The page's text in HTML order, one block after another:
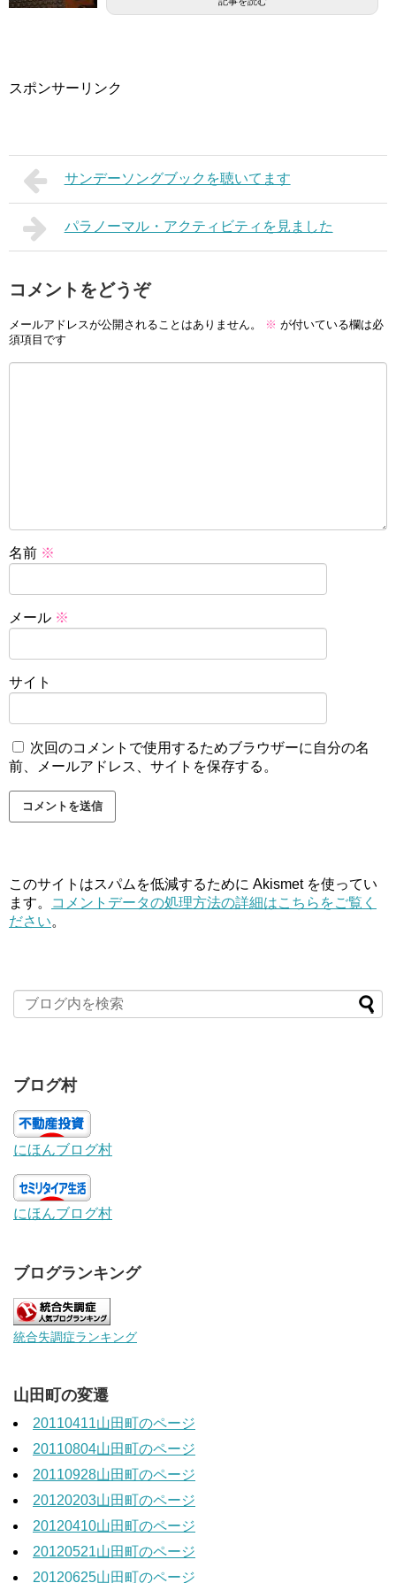
スポンサーリンク
サンデーソングブックを聴いてます
パラノーマル・アクティビティを見ました
コメントをどうぞ
メールアドレスが公開されることはありません。 ※ が付いている欄は必
須項目です
名前 ※
メール ※
サイト
次回のコメントで使用するためブラウザーに自分の名
前、メールアドレス、サイトを保存する。
このサイトはスパムを低減するために Akismet を使ってい
ます。
コメントデータの処理方法の詳細はこちらをご覧く
ださい。
ブログ村
にほんブログ村
にほんブログ村
ブログランキング
統合失調症ランキング
山田町の変遷
20110411山田町のページ
20110804山田町のページ
20110928山田町のページ
20120203山田町のページ
20120410山田町のページ
20120521山田町のページ
20120625山田町のページ